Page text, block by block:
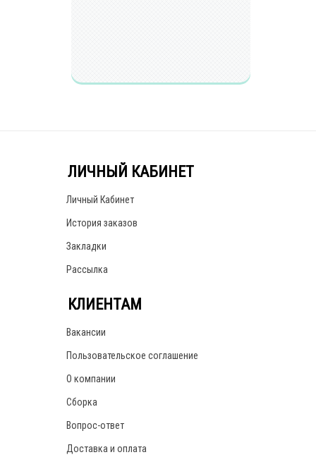
ЛИЧНЫЙ КАБИНЕТ
Личный Кабинет
История заказов
Закладки
Рассылка
КЛИЕНТАМ
Вакансии
Пользовательское соглашение
О компании
Сборка
Вопрос-ответ
Доставка и оплата